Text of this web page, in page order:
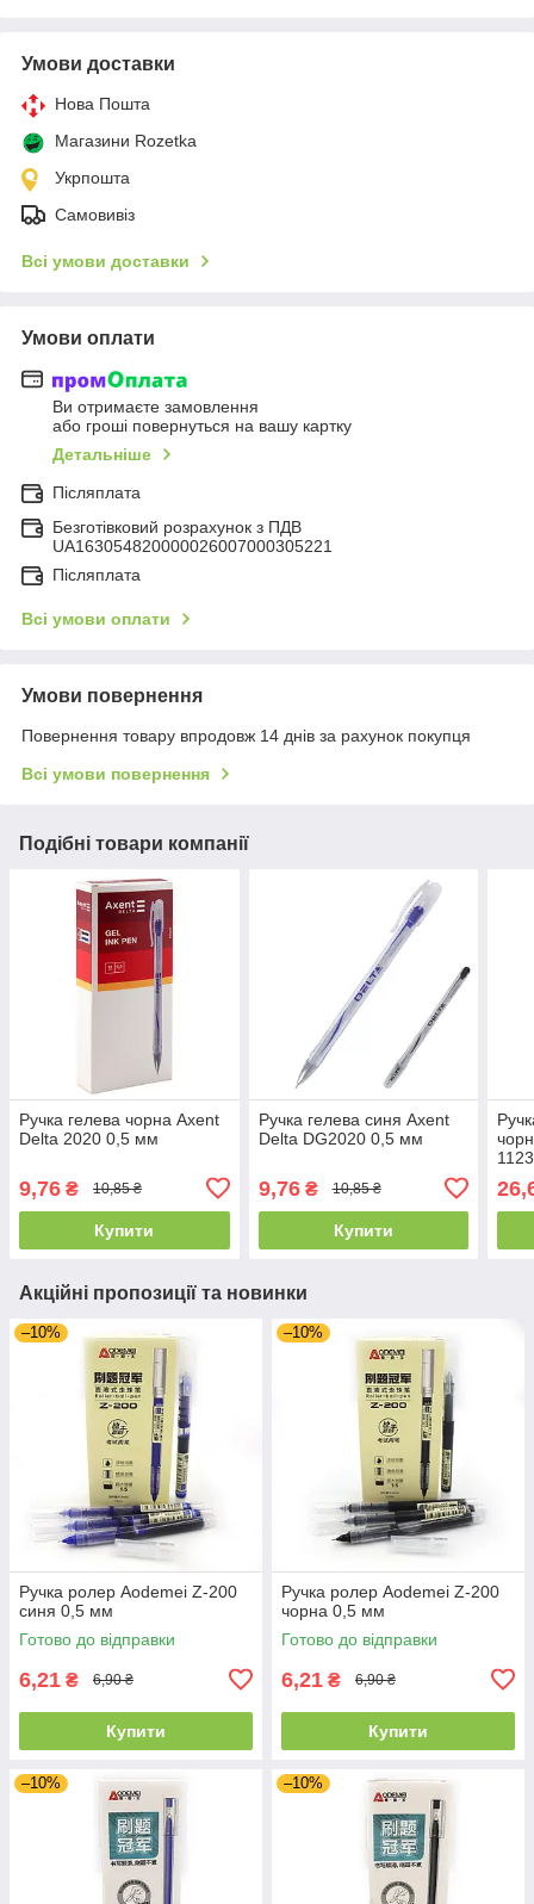
Умови доставки
Нова Пошта
Магазини Rozetka
Укрпошта
Самовивіз
Всі умови доставки
Умови оплати
Ви отримаєте замовлення
або гроші повернуться на вашу картку
Детальніше
Післяплата
Безготівковий розрахунок з ПДВ
UA163054820000026007000305221
Післяплата
Всі умови оплати
Умови повернення
Повернення товару впродовж 14 днів за рахунок покупця
Всі умови повернення
Подібні товари компанії
Ручка гелева чорна Axent
Delta 2020 0,5 мм
9,76 ₴ 10,85 ₴
Купити
Ручка гелева синя Axent
Delta DG2020 0,5 мм
9,76₴ 10,85 ₴
Купити
1123
Акційні пропозиції та новинки
–10%
Ручка ролер Aodemei Z-200
синя 0,5 мм
Готово до відправки
6,21 ₴ 6,90 ₴
Купити
–10%
Ручка ролер Aodemei Z-200
чорна 0,5 мм
Готово до відправки
6,21 ₴ 6,90 ₴
Купити
–10% –10%